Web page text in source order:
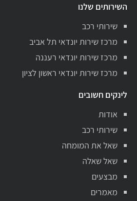
השירותים שלנו
שירותי רכב
מרכז שירות יונדאי תל אביב
מרכז שירות יונדאי רעננה
מרכז שירות יונדאי ראשון לציון
לינקים חשובים
אודות
שירותי רכב
שאל את המומחה
שאל שאלה
מבצעים
מאמרים